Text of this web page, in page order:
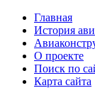
Главная
История
О проекте
Поиск по
Карта сайта